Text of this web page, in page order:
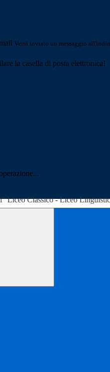
Verrà inviato un messaggio
la casella di posta elettronica!